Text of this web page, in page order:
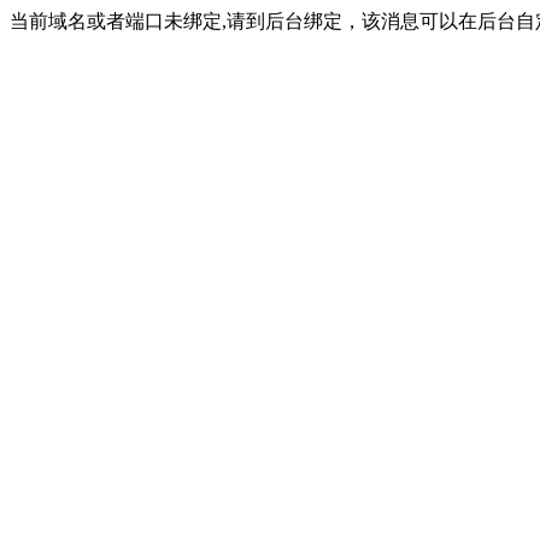
当前域名或者端口未绑定,请到后台绑定，该消息可以在后台自